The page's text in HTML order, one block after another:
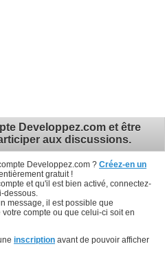
Developpez.com et être
aux discussions.
Developpez.com ? Créez-en un
entièrement gratuit !
et qu'il est bien activé, connectez-
dessous.
message, il est possible que
compte ou que celui-ci soit en
inscription avant de pouvoir afficher